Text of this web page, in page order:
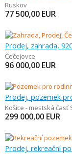
Ruskov
77 500,00 EUR
Prodej, zahrada,
Čečejovce
96 000,00 EUR
Prodej, pozemek
Košice - mestská časť
299 000,00 EUR
Prodej, rekreační